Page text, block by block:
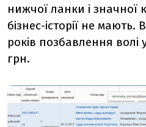
нижчої ланки і значної
бізнес-історії не мають.
років позбавлення
грн.